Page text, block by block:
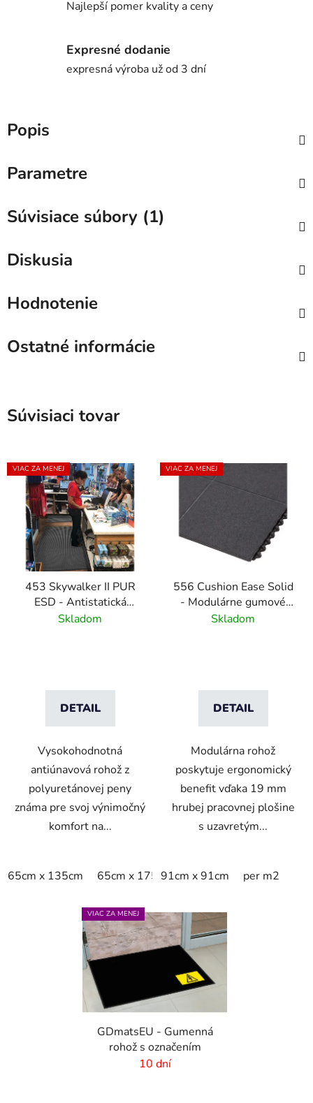
Najlepší pomer kvality a ceny
Expresné dodanie
expresná výroba už od 3 dní
Popis
Parametre
Súvisiace súbory (1)
Diskusia
Hodnotenie
Ostatné informácie
Súvisiaci tovar
VIAC ZA MENEJ
453 Skywalker II PUR
ESD - Antistatická
polyuretánová rohož s
Skladom
DETAIL
Vysokohodnotná
antiúnavová rohož z
polyuretánovej peny
známa pre svoj výnimočný
komfort na...
65cm x 135cm 65cm x 175cm 65cm x 90cm 90cm x
VIAC ZA MENEJ
556 Cushion Ease Solid
- Modulárne gumové
dlaždice pre ťažkú
Skladom
DETAIL
Modulárna rohož
poskytuje ergonomický
benefit vďaka 19 mm
hrubej pracovnej plošine
s uzavretým...
91cm x 91cm per m2
VIAC ZA MENEJ
GDmatsEU - Gumenná
rohož s označením
10 dní